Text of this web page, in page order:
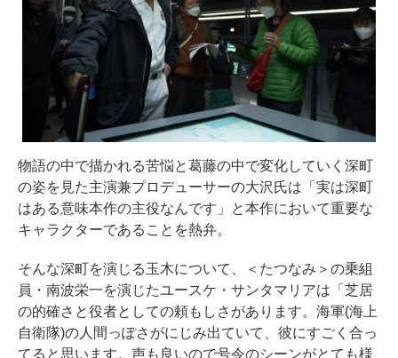
物語の中で描かれる苦悩と葛藤の中で変化していく深町
の姿を見た主演兼プロデューサーの大沢氏は「実は深町
はある意味本作の主役なんです」と本作において重要な
キャラクターであることを熱弁。
そんな深町を演じる玉木について、＜たつなみ＞の乗組
員・南波栄一を演じたユースケ・サンタマリアは「芝居
の的確さと役者としての頼もしさがあります。海軍(海上
自衛隊)の人間っぽさがにじみ出ていて、彼にすごく合っ
てると思います。声も良いので号令のシーンがとても様